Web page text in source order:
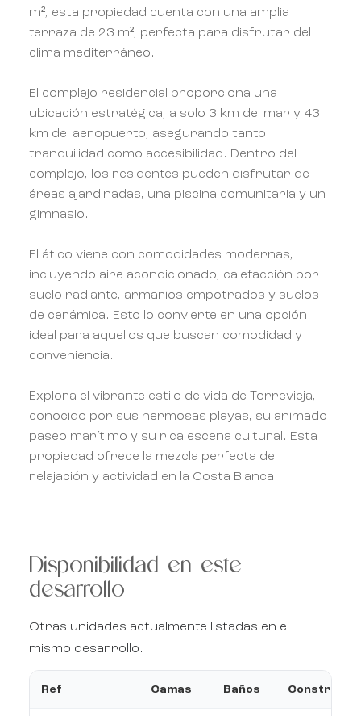
m², esta propiedad cuenta con una amplia
terraza de 23 m², perfecta para disfrutar del
clima mediterráneo.
El complejo residencial proporciona una
ubicación estratégica, a solo 3 km del mar y 43
km del aeropuerto, asegurando tanto
tranquilidad como accesibilidad. Dentro del
complejo, los residentes pueden disfrutar de
áreas ajardinadas, una piscina comunitaria y un
gimnasio.
El ático viene con comodidades modernas,
incluyendo aire acondicionado, calefacción por
suelo radiante, armarios empotrados y suelos
de cerámica. Esto lo convierte en una opción
ideal para aquellos que buscan comodidad y
conveniencia.
Explora el vibrante estilo de vida de Torrevieja,
conocido por sus hermosas playas, su animado
paseo marítimo y su rica escena cultural. Esta
propiedad ofrece la mezcla perfecta de
relajación y actividad en la Costa Blanca.
Disponibilidad en este
desarrollo
Otras unidades actualmente listadas en el
mismo desarrollo.
Ref Camas Baños